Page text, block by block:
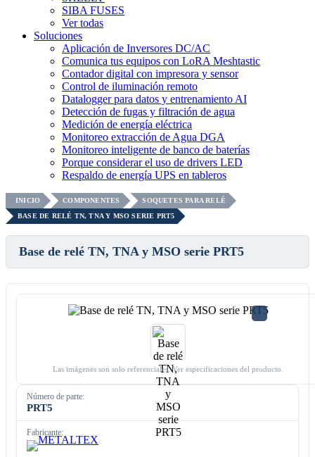
SIBA FUSES
Ver todas
Soluciones
Aplicación de Inversores DC/AC
Comunica tus equipos con LoRA Meshtastic
Contador digital con impresora y sensor
Control de iluminación remoto
Datalogger para datos y entrenamiento AI
Detección de fugas y filtración de agua
Medición de energía eléctrica
Monitoreo extracción de Agua DGA
Monitoreo inteligente de banco de baterías
Porque considerar el uso de drivers LED
Respaldo de energía UPS en tableros
INICIO COMPONENTES
SOQUETES PARA RELÉ
BASE DE RELÉ TN, TNA Y MSO SERIE PRT5
Base de relé TN, TNA y MSO serie PRT5
Las imágenes son solo referenciales. Ver especificaciones del producto.
Número de parte:
PRT5
Fabricante: